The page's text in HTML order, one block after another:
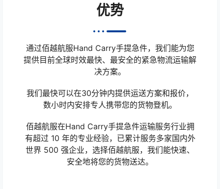
优势
通过佰越航服Hand Carry手提急件，我们能为您
提供目前全球时效最快、最安全的紧急物流运输解
决方案。
我们最快可以在30分钟内提供运送方案和报价，
数小时内安排专人携带您的货物登机。
佰越航服在Hand Carry手提急件运输服务行业拥
有超过 10 年的专业经验，已累计服务多家国内外
世界 500 强企业，选择佰越航服，我们能快速、
安全地将您的货物送达。